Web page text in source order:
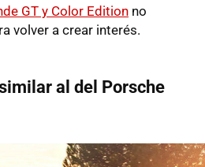
GT y Color Edition no
volver a crear interés.
al del Porsche